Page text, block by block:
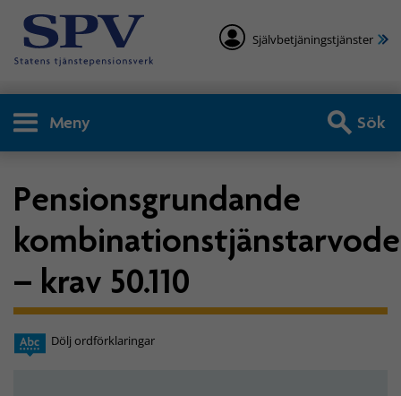
Självbetjäningstjänster
Meny Sök
Pensionsgrundande
– krav 50.110
Dölj ordförklaringar